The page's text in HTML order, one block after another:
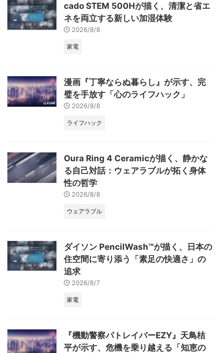
cado STEM 500Hが描く、清潔と省エ
ネを両立する新しい加湿体験
2026/8/8
家電
漫画『丁寧ならぬ暮らし』が示す、完
璧を手放す「心のライフハック」
2026/8/8
ライフハック
Oura Ring 4 Ceramicが描く、静かな
る自己対話：ウェアラブルが拓く身体
性の哲学
2026/8/8
ウェアラブル
ダイソン PencilWash™が描く、日本の
住空間に寄り添う「素足の快適さ」の
追求
2026/8/7
家電
『機動警察パトレイバーEZY』天鳥桔
平が示す、危機を乗り越える「知恵の